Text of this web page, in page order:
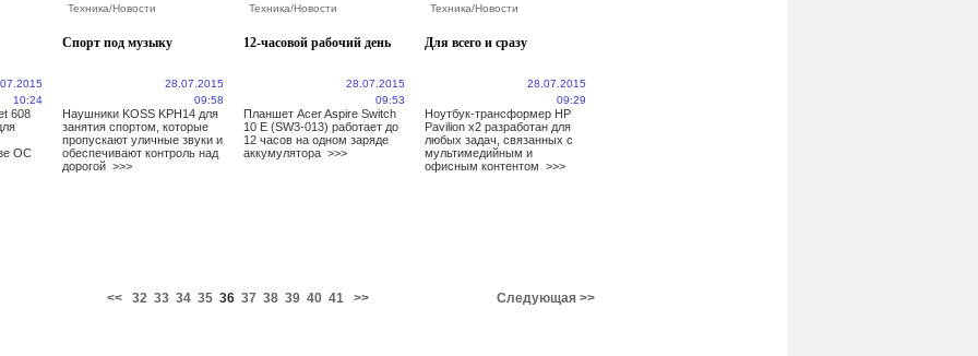
10:24
608
ОС
Техника/Новости
Спорт под музыку
28.07.2015
09:58
Наушники KOSS KPH14 для
занятия спортом, которые
пропускают уличные звуки и
обеспечивают контроль над
дорогой >>>
Техника/Новости
12-часовой рабочий день
28.07.2015
09:53
Планшет Acer Aspire Switch
10 E (SW3-013) работает до
12 часов на одном заряде
аккумулятора >>>
Техника/Новости
Для всего и сразу
28.07.2015
09:29
Ноутбук-трансформер HP
Pavilion x2 разработан для
любых задач, связанных с
мультимедийным и
офисным контентом >>>
<< 32 33 34 35 36 37 38 39 40 41 >> Следующая >>